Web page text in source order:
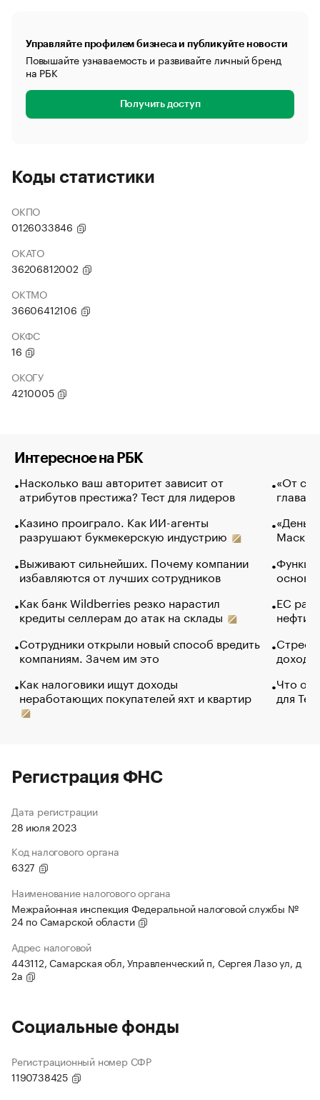
Управляйте профилем бизнеса и публикуйте новости
Повышайте узнаваемость и развивайте личный бренд
на РБК
Получить доступ
Коды статистики
ОКПО
0126033846
ОКАТО
36206812002
ОКТМО
36606412106
ОКФС
16
ОКОГУ
4210005
Интересное на РБК
Насколько ваш авторитет зависит от
атрибутов престижа? Тест для лидеров
Казино проиграло. Как ИИ-агенты
разрушают букмекерскую индустрию
Выживают сильнейших. Почему компании
избавляются от лучших сотрудников
Как банк Wildberries резко нарастил
кредиты селлерам до атак на склады
Сотрудники открыли новый способ вредить
компаниям. Зачем им это
Как налоговики ищут доходы
неработающих покупателей яхт и квартир
«От
глава
Маск в
основ
ЕС
нефти
Что
для
Регистрация ФНС
Дата регистрации
28 июля 2023
Код налогового органа
6327
Наименование налогового органа
Межрайонная инспекция Федеральной налоговой службы №
24 по Самарской области
Адрес налоговой
443112, Самарская обл, Управленческий п, Сергея Лазо ул, д
2а
Социальные фонды
Регистрационный номер СФР
1190738425